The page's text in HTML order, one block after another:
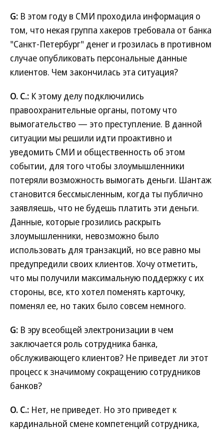
G: В этом году в СМИ проходила информация о
том, что некая группа хакеров требовала от банка
"Санкт-Петербург" денег и грозилась в противном
случае опубликовать персональные данные
клиентов. Чем закончилась эта ситуация?
О. С.: К этому делу подключились
правоохранительные органы, потому что
вымогательство — это преступление. В данной
ситуации мы решили идти проактивно и
уведомить СМИ и общественность об этом
событии, для того чтобы злоумышленники
потеряли возможность вымогать деньги. Шантаж
становится бессмысленным, когда ты публично
заявляешь, что не будешь платить эти деньги.
Данные, которые грозились раскрыть
злоумышленники, невозможно было
использовать для транзакций, но все равно мы
предупредили своих клиентов. Хочу отметить,
что мы получили максимальную поддержку с их
стороны, все, кто хотел поменять карточку,
поменял ее, но таких было совсем немного.
G: В эру всеобщей электронизации в чем
заключается роль сотрудника банка,
обслуживающего клиентов? Не приведет ли этот
процесс к значимому сокращению сотрудников
банков?
О. С.: Нет, не приведет. Но это приведет к
кардинальной смене компетенций сотрудника,